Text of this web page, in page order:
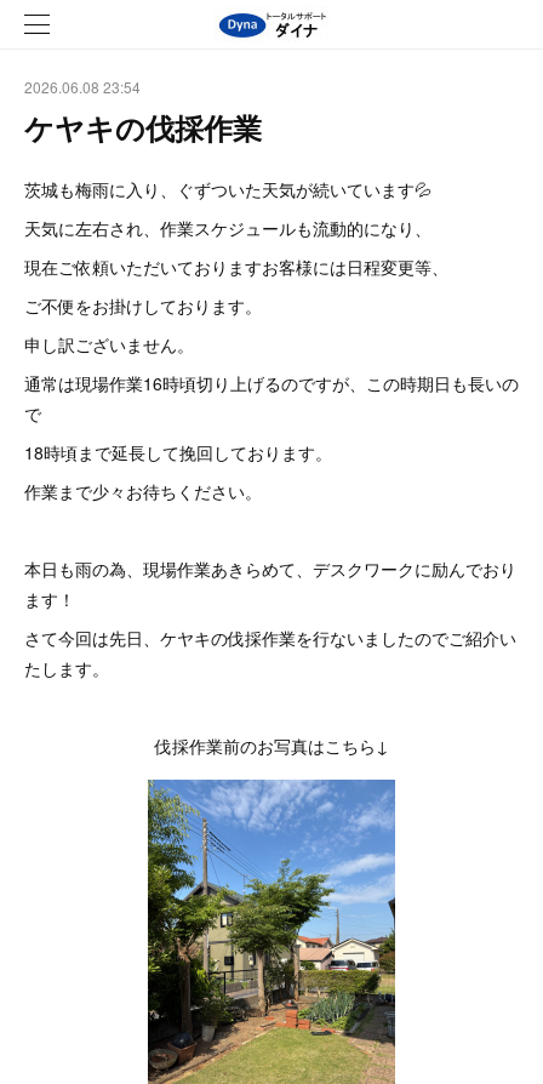
2026.06.08 23:54
ケヤキの伐採作業
茨城も梅雨に入り、ぐずついた天気が続いています💦
天気に左右され、作業スケジュールも流動的になり、
現在ご依頼いただいておりますお客様には日程変更等、
ご不便をお掛けしております。
申し訳ございません。
通常は現場作業16時頃切り上げるのですが、この時期日も長いの
で
18時頃まで延長して挽回しております。
作業まで少々お待ちください。
本日も雨の為、現場作業あきらめて、デスクワークに励んでおり
ます！
さて今回は先日、ケヤキの伐採作業を行ないましたのでご紹介い
たします。
伐採作業前のお写真はこちら↓